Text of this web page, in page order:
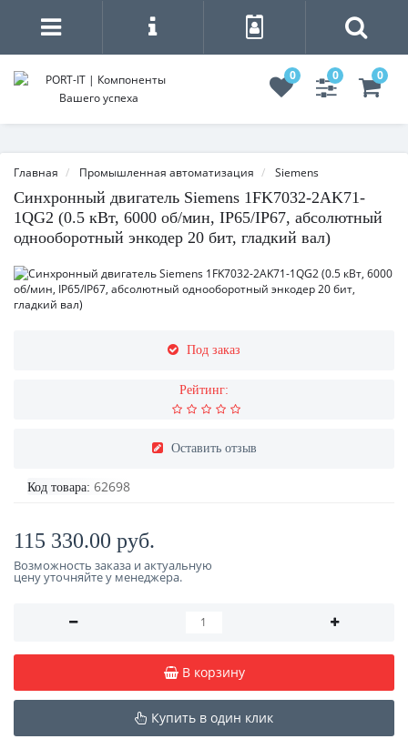
0 0 0
Главная Промышленная автоматизация Siemens
Синхронный двигатель Siemens 1FK7032-2AK71-
1QG2 (0.5 кВт, 6000 об/мин, IP65/IP67, абсолютный
однооборотный энкодер 20 бит, гладкий вал)
Под заказ
Рейтинг:
Оставить отзыв
Код товара: 62698
115 330.00 руб.
Возможность заказа и актуальную
цену уточняйте у менеджера.
В корзину
Купить в один клик